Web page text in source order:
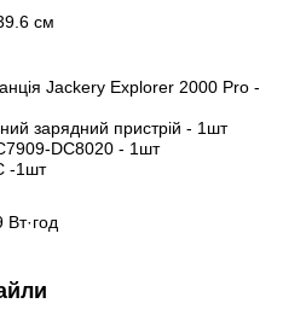
см
Jackery Explorer 2000 Pro -
зарядний пристрій - 1шт
DC8020 - 1шт
-1шт